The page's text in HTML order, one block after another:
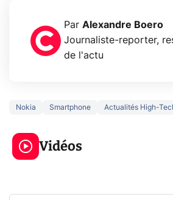
Par Alexandre Boero
Journaliste-reporter,
de l'actu
Nokia Smartphone Actualités High-
Vidéos
3 écrans en 1 pour
319€ ? Voici L'AOC
CQ32G4ZA !